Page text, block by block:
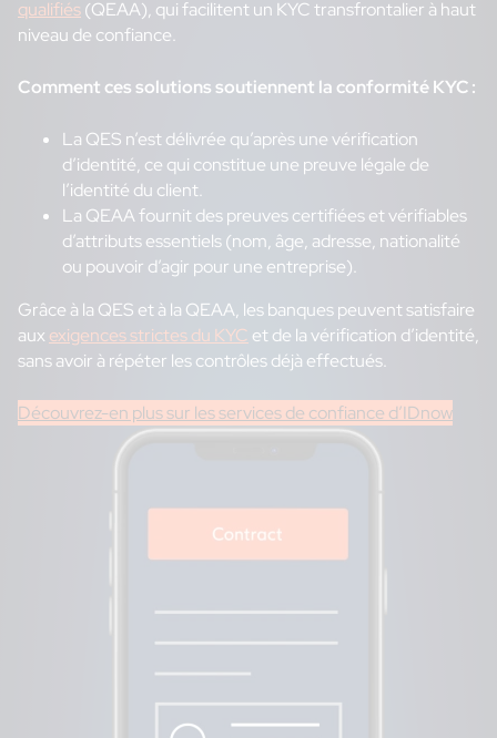
qualifiés(QEAA), qui facilitent un KYC transfrontalier à haut
niveau de confiance.
Comment ces solutions soutiennent la conformité KYC :
La QES n’est délivrée qu’après une vérification
d’identité, ce qui constitue une preuve légale de
l’identité du client.
La QEAA fournit des preuves certifiées et vérifiables
d’attributs essentiels (nom, âge, adresse, nationalité
ou pouvoir d’agir pour une entreprise).
Grâce à la QES et à la QEAA, les banques peuvent satisfaire
aux exigences strictes du KYC et de la vérification d’identité,
sans avoir à répéter les contrôles déjà effectués.
Découvrez-en plus sur les services de confiance d’IDnow